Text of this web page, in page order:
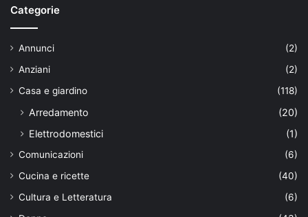
Categorie
Annunci
(2)
Anziani
(2)
Casa e giardino
(118)
Arredamento
(20)
Elettrodomestici
(1)
Comunicazioni
(6)
Cucina e ricette
(40)
Cultura e Letteratura
(6)